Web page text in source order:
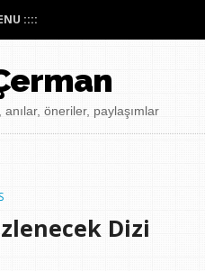
::::
öneriler, paylaşımlar
Dizi